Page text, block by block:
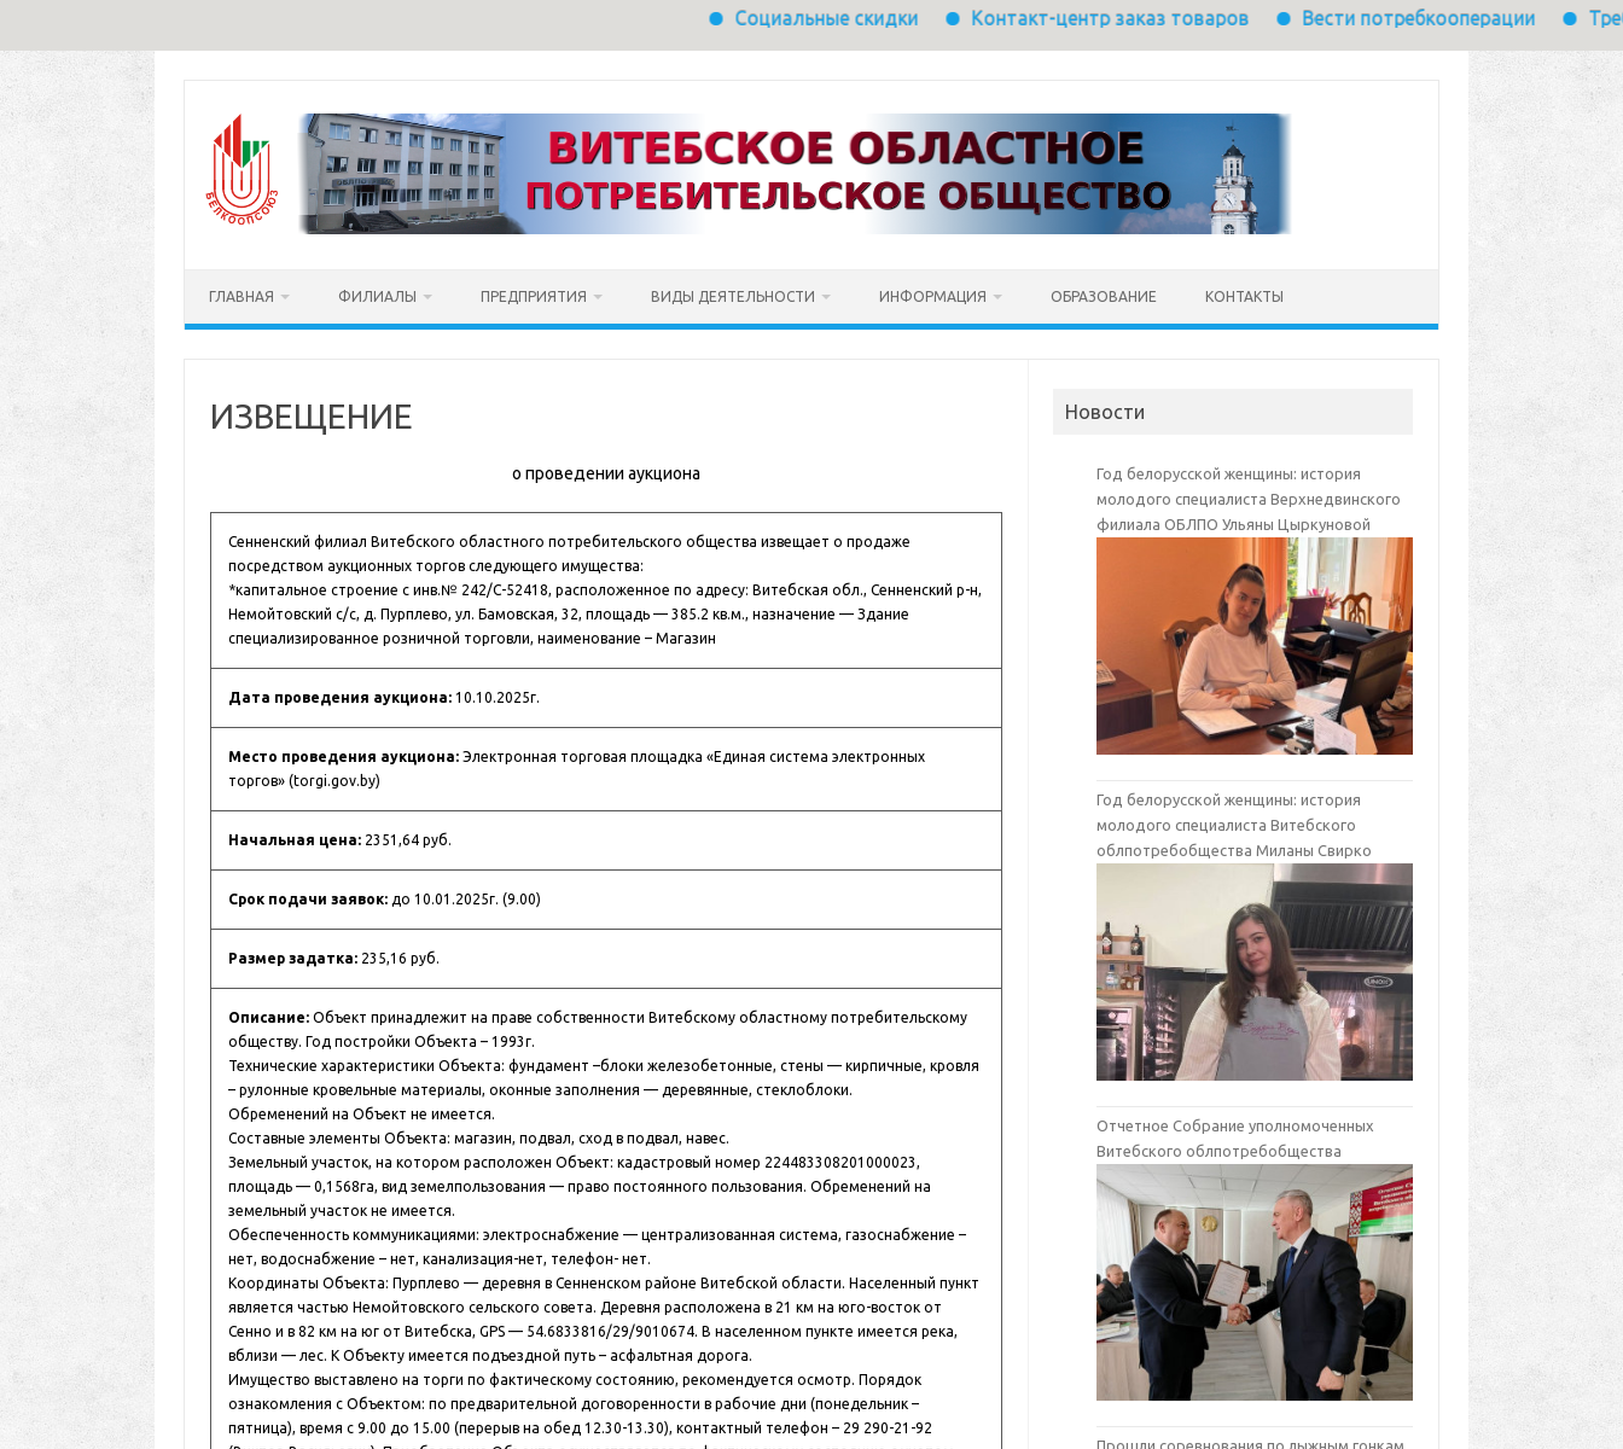
Социальные скидки Контакт-центр заказ товаров Вести потребкооперации Требуется
содержимому
ГЛАВНАЯ ФИЛИАЛЫ ПРЕДПРИЯТИЯ ВИДЫ ДЕЯТЕЛЬНОСТИ ИНФОРМАЦИЯ ОБРАЗОВАНИЕ КОНТАКТЫ
ИЗВЕЩЕНИЕ
о проведении аукциона
Сенненский филиал Витебского областного потребительского общества извещает о продаже
посредством аукционных торгов следующего имущества:
*капитальное строение с инв.№ 242/С-52418, расположенное по адресу: Витебская обл., Сенненский р-н,
Немойтовский с/с, д. Пурплево, ул. Бамовская, 32, площадь — 385.2 кв.м., назначение — Здание
специализированное розничной торговли, наименование – Магазин
Дата проведения аукциона:10.10.2025г.
Место проведения аукциона:Электронная торговая площадка «Единая система электронных
торгов» (torgi.gov.by)
Начальная цена:2351,64 руб.
Срок подачи заявок:до 10.01.2025г. (9.00)
Размер задатка:235,16 руб.
Описание:Объект принадлежит на праве собственности Витебскому областному потребительскому
обществу. Год постройки Объекта – 1993г.
Технические характеристики Объекта: фундамент –блоки железобетонные, стены — кирпичные, кровля
– рулонные кровельные материалы, оконные заполнения — деревянные, стеклоблоки.
Обременений на Объект не имеется.
Составные элементы Объекта: магазин, подвал, сход в подвал, навес.
Земельный участок, на котором расположен Объект: кадастровый номер 224483308201000023,
площадь — 0,1568га, вид земелпользования — право постоянного пользования. Обременений на
земельный участок не имеется.
Обеспеченность коммуникациями: электроснабжение — централизованная система, газоснабжение –
нет, водоснабжение – нет, канализация-нет, телефон- нет.
Координаты Объекта: Пурплево — деревня в Сенненском районе Витебской области. Населенный пункт
является частью Немойтовского сельского совета. Деревня расположена в 21 км на юго-восток от
Сенно и в 82 км на юг от Витебска, GPS — 54.6833816/29/9010674. В населенном пункте имеется река,
вблизи — лес. К Объекту имеется подъездной путь – асфальтная дорога.
Имущество выставлено на торги по фактическому состоянию, рекомендуется осмотр. Порядок
ознакомления с Объектом: по предварительной договоренности в рабочие дни (понедельник –
пятница), время с 9.00 до 15.00 (перерыв на обед 12.30-13.30), контактный телефон – 29 290-21-92
Новости
Год белорусской женщины: история
молодого специалиста Верхнедвинского
филиала ОБЛПО Ульяны Цыркуновой
Год белорусской женщины: история
молодого специалиста Витебского
облпотребобщества Миланы Свирко
Отчетное Собрание уполномоченных
Витебского облпотребобщества